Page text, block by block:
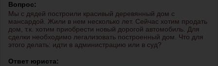
Вопрос:
Мы с дядей построили красивый деревянный дом с
мансардой. Жили в нем несколько лет. Сейчас хотим продать
дом, т.к. хотим приобрести новый дорогой автомобиль. Для
сделки необходимо легализовать построенный дом. Что для
этого делать: идти в администрацию или в суд?
Ответ юриста: